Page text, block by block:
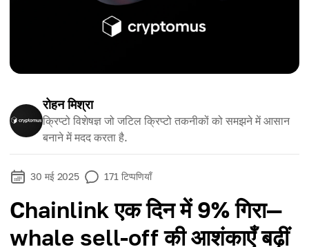
रोहन मिश्रा
क्रिप्टो विशेषज्ञ जो जटिल क्रिप्टो तकनीकों को समझने में आसान
बनाने में मदद करता है.
30 मई 2025 171 टिप्पणियाँ
Chainlink एक दिन में 9% गिरा—
whale sell-off की आशंकाएँ बढ़ीं